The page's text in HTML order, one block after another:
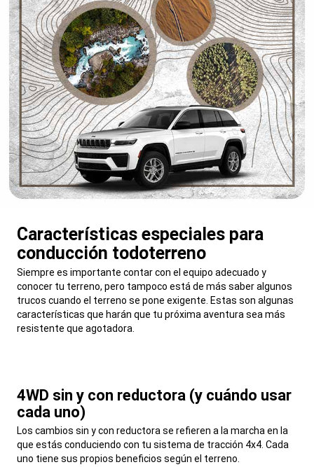
Características especiales para
conducción todoterreno
,Siempre es importante contar con el equipo adecuado y
conocer tu terreno, pero tampoco está de más saber algunos
trucos cuando el terreno se pone exigente. Estas son algunas
características que harán que tu próxima aventura sea más
resistente que agotadora.
4WD sin y con reductora (y cuándo usar
cada uno)
,Los cambios sin y con reductora se refieren a la marcha en la
que estás conduciendo con tu sistema de tracción 4x4. Cada
uno tiene sus propios beneficios según el terreno.